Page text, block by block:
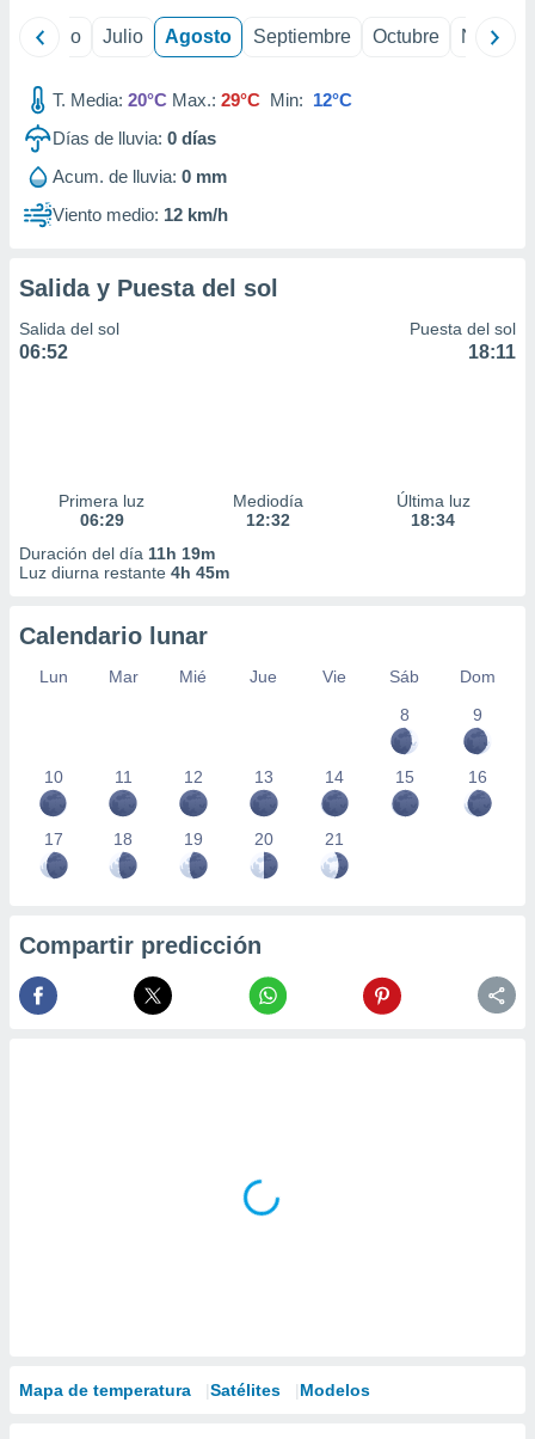
e
mediante
publicidad
de
Junio Julio Agosto Septiembre Octubre
T. Media: 20°C Max.: 29°C Min: 12°C
Días de lluvia: 0 días
Acum. de lluvia: 0 mm
Viento medio: 12 km/h
Salida y Puesta del sol
Salida del sol
06:52
Puesta del sol
18:11
Primera luz
06:29
Mediodía
12:32
Última luz
18:34
Duración del día 11h 19m
Luz diurna restante 4h 45m
Calendario lunar
Lun Mar Mié Jue Vie Sáb
Dom
8
9
10 11 12 13 14 15 16
17 18 19 20 21
Compartir predicción
Mapa de temperatura Satélites Modelos